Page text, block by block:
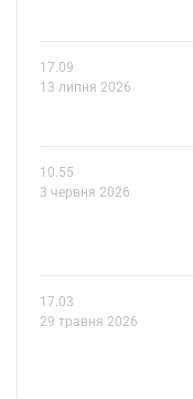
17.09
13 липня 2026
10.55
3 червня 2026
17.03
29 травня 2026